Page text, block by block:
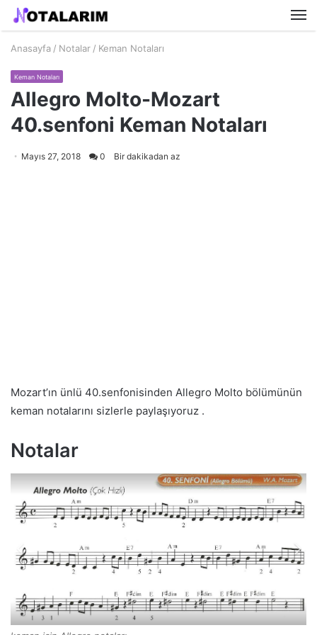
Anasayfa / Notalar / Keman Notaları
Keman Notaları
Allegro Molto-Mozart
40.senfoni Keman Notaları
Mayıs 27, 2018 0 Bir dakikadan az
Mozart’ın ünlü 40.senfonisinden Allegro Molto bölümünün
keman notalarını sizlerle paylaşıyoruz .
Notalar